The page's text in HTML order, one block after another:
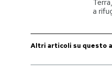
a
Altri articoli su questo